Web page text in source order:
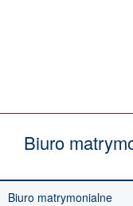
Biuro
Biuro matrymonialne